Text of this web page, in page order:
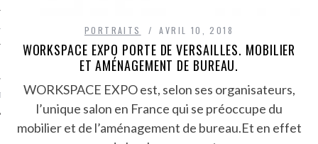
ARCACHON PORTRAITS AVRIL 10, 2018
WORKSPACE EXPO PORTE DE VERSAILLES. MOBILIER
ET AMÉNAGEMENT DE BUREAU.
WORKSPACE EXPO est, selon ses organisateurs,
l’unique salon en France qui se préoccupe du
mobilier et de l’aménagement de bureau.Et en effet